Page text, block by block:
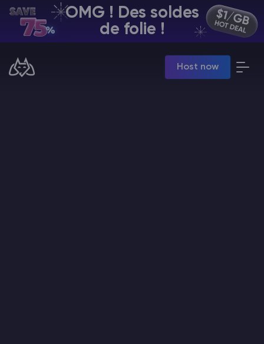
OMG ! Des soldes
de folie !
Host now
FR | USD
Manage your servers & payments